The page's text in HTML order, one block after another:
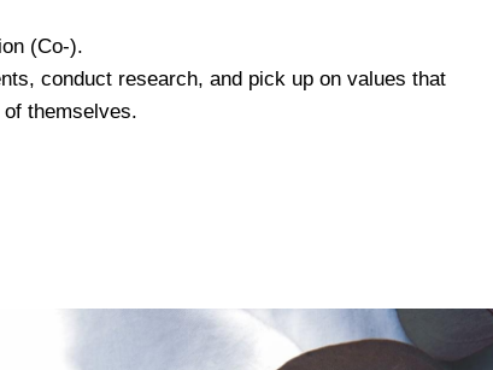
(Co-).
conduct research, and pick up on values that
of themselves.